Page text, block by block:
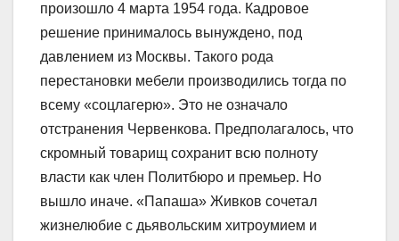
произошло 4 марта 1954 года. Кадровое
решение принималось вынуждено, под
давлением из Москвы. Такого рода
перестановки мебели производились тогда по
всему «соцлагерю». Это не означало
отстранения Червенкова. Предполагалось, что
скромный товарищ сохранит всю полноту
власти как член Политбюро и премьер. Но
вышло иначе. «Папаша» Живков сочетал
жизнелюбие с дьявольским хитроумием и